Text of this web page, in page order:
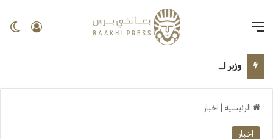
الرئيسية اخبار
اخبار